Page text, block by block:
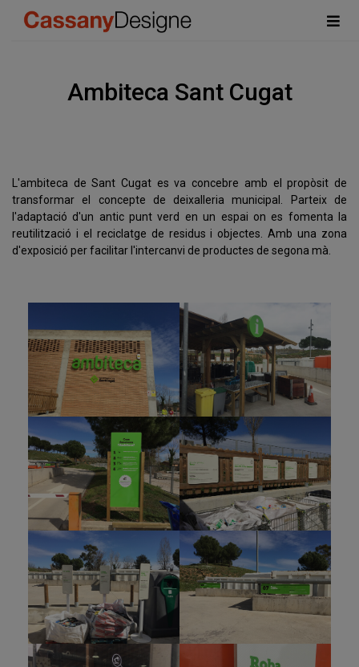
Ambiteca Sant Cugat
L'ambiteca de Sant Cugat es va concebre amb el propòsit de
transformar el concepte de deixalleria municipal. Parteix de
l'adaptació d'un antic punt verd en un espai on es fomenta la
reutilització i el reciclatge de residus i objectes. Amb una zona
d'exposició per facilitar l'intercanvi de productes de segona mà.